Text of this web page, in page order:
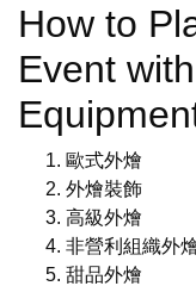
How to
Event
歐式外燴
外燴裝飾
高級外燴
非營利組織外
甜品外燴